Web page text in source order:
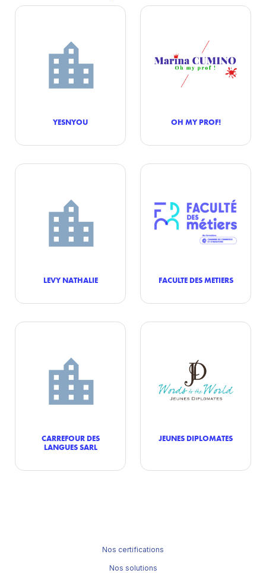
YESNYOU OH MY PROF!
LEVY NATHALIE FACULTE DES METIERS
CARREFOUR DES
LANGUES SARL
JEUNES DIPLOMATES
Nos certifications
Nos solutions